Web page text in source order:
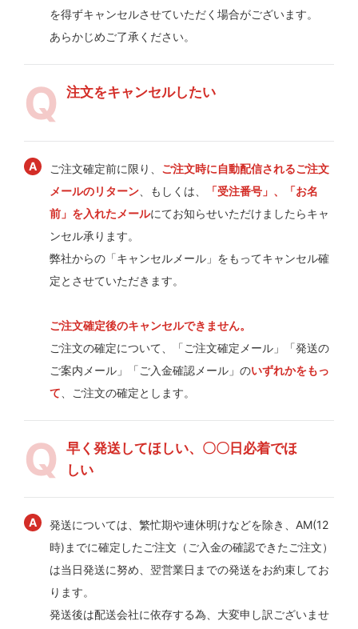
を得ずキャンセルさせていただく場合がございます。
あらかじめご了承ください。
注文をキャンセルしたい
ご注文確定前に限り、 ご注文時に自動配信されるご注文
メールのリターン、もしくは、
「受注番号」、「お名
前」を入れたメールにてお知らせいただけましたらキャ
ンセル承ります。
弊社からの「キャンセルメール」をもってキャンセル確
定とさせていただきます。
ご注文確定後のキャンセルできません。
ご注文の確定について、「ご注文確定メール」「発送の
ご案内メール」「ご入金確認メール」のいずれかをもっ
て、ご注文の確定とします。
早く発送してほしい、〇〇日必着でほ
しい
発送については、繁忙期や連休明けなどを除き、AM(12
時)までに確定したご注文（ご入金の確認できたご注文）
は当日発送に努め、翌営業日までの発送をお約束してお
ります。
発送後は配送会社に依存する為、大変申し訳ございませ